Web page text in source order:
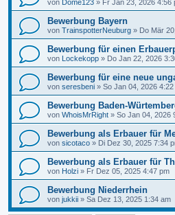
von Dome123 » Fr Jan 23, 2026 4:56
Bewerbung Bayern
von TrainspotterNeuburg » Do Mär
Bewerbung für einen
von Lockekopp » Do Jan 22, 2026
Bewerbung für eine neue
von seresbeni » So Jan 04, 2026 4:22
Bewerbung Baden-
von WhoisMrRight » So Jan 04, 2026
Bewerbung als Erbauer für
von sicotaco » Di Dez 30, 2025 7:34
Bewerbung als Erbauer für
von Holzi » Fr Dez 05, 2025 4:47 pm
Bewerbung Niederrhein
von jukkii » Sa Dez 13, 2025 1:34 am